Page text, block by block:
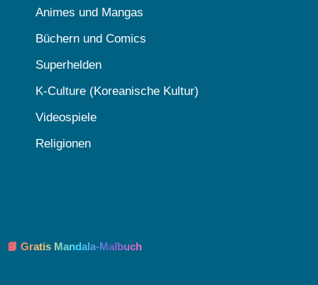
Animes und Mangas
Büchern und Comics
Superhelden
K-Culture (Koreanische Kultur)
Videospiele
Religionen
📘 Gratis Mandala-Malbuch